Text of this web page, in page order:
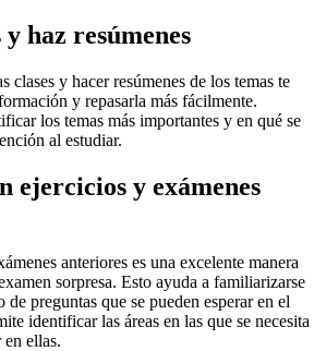
haz resúmenes
clases y hacer resúmenes de los temas te
y repasarla más fácilmente.
los temas más importantes y en qué se
al estudiar.
ejercicios y exámenes
anteriores es una excelente manera
sorpresa. Esto ayuda a familiarizarse
preguntas que se pueden esperar en el
identificar las áreas en las que se necesita
ellas.